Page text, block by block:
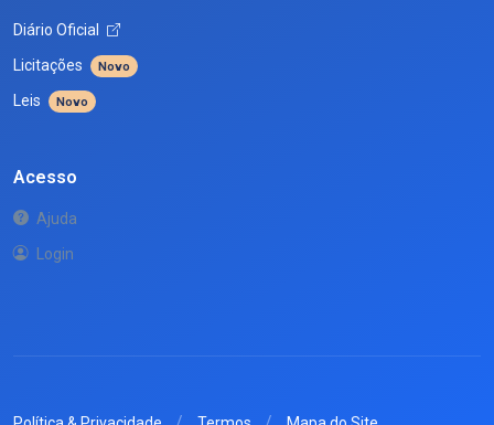
Diário Oficial
Licitações
Novo
Leis Novo
Acesso
Ajuda
Login